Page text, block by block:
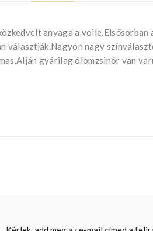
anyaga a voile.Elsősorban
nagy
gyárilag ólomzsinór van